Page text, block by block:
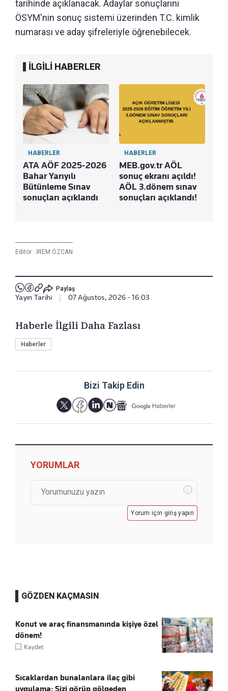
tarihinde açıklanacak. Adaylar sonuçlarını
ÖSYM'nin sonuç sistemi üzerinden T.C. kimlik
numarası ve aday şifreleriyle öğrenebilecek.
İLGİLİ HABERLER
HABERLER
ATA AÖF 2025-2026
Bahar Yarıyılı
Bütünleme Sınav
sonuçları açıklandı
HABERLER
MEB.gov.tr AÖL
sonuç ekranı açıldı!
AÖL 3.dönem sınav
sonuçları açıklandı!
Editör : İREM ÖZCAN
Paylaş
Yayın Tarihi 07 Ağustos, 2026 - 16:03
Haberle İlgili Daha Fazlası
Haberler
Bizi Takip Edin
YORUMLAR
Yorum için giriş yapın
GÖZDEN KAÇMASIN
Konut ve araç finansmanında kişiye özel
dönem!
Kaydet
Sıcaklardan bunalanlara ilaç gibi
uygulama: Sizi görüp gölgeden